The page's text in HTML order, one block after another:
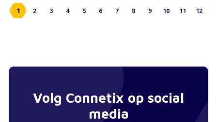
1 2 3 4 5 6 7 8 9 10 11 12
Volg Connetix op social
media